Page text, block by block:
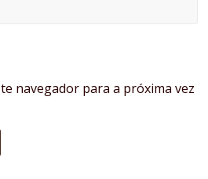
navegador para a próxima vez